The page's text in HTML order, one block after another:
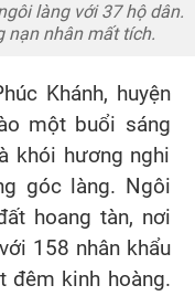
làng với 37 hộ dân.
nạn nhân mất tích.
Khánh, huyện
một buổi sáng
khói hương nghi
góc làng. Ngôi
hoang tàn, nơi
158 nhân khẩu
đêm kinh hoàng.